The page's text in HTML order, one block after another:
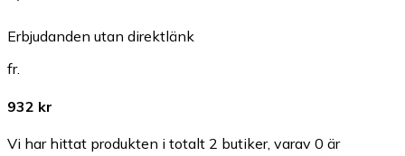
Erbjudanden utan direktlänk
fr.
932 kr
Vi har hittat produkten i totalt 2 butiker, varav 0 är